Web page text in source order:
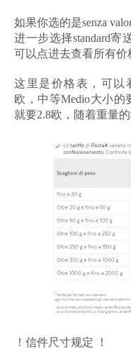
如果你选的是senza
进一步选择standard寄
可以点进去查看所有价
这里是价格表，可以
欧，中等Medio大小的
就要2.8欧，随着重量
！信件尺寸规定 ！